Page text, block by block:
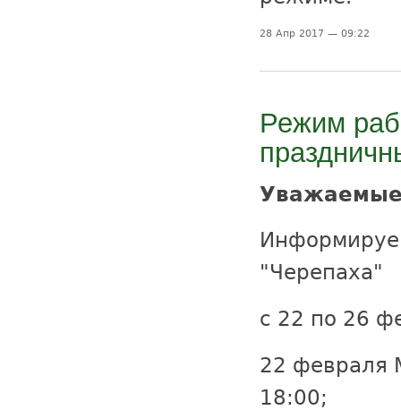
28 Апр 2017 — 09:22
Режим
"Черепаха"
с 22 по 26
22 февраля
18:00;